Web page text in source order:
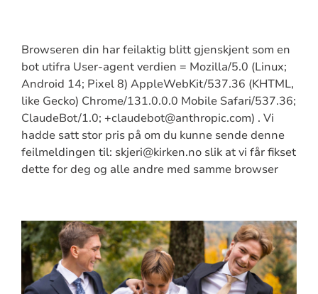
Browseren din har feilaktig blitt gjenskjent som en
bot utifra User-agent verdien = Mozilla/5.0 (Linux;
Android 14; Pixel 8) AppleWebKit/537.36 (KHTML,
like Gecko) Chrome/131.0.0.0 Mobile Safari/537.36;
ClaudeBot/1.0; +claudebot@anthropic.com) . Vi
hadde satt stor pris på om du kunne sende denne
feilmeldingen til: skjeri@kirken.no slik at vi får fikset
dette for deg og alle andre med samme browser